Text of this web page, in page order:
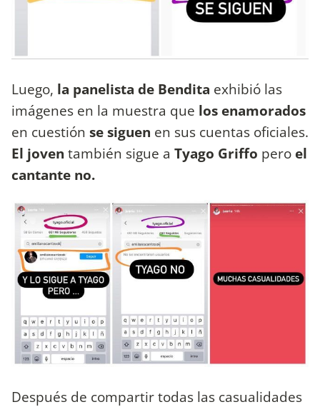
Luego, la panelista de Bendita exhibió las
imágenes en la muestra que los enamorados
en cuestión se siguen en sus cuentas oficiales.
El joven también sigue a Tyago Griffo pero el
cantante no.
Después de compartir todas las casualidades